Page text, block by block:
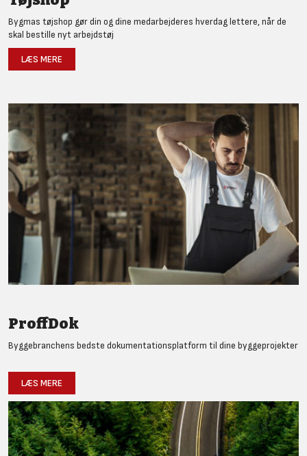
Bygmas tøjshop gør din og dine medarbejderes hverdag lettere, når de
skal bestille nyt arbejdstøj
LÆS MERE
ProffDok
Byggebranchens bedste dokumentationsplatform til dine byggeprojekter
LÆS MERE